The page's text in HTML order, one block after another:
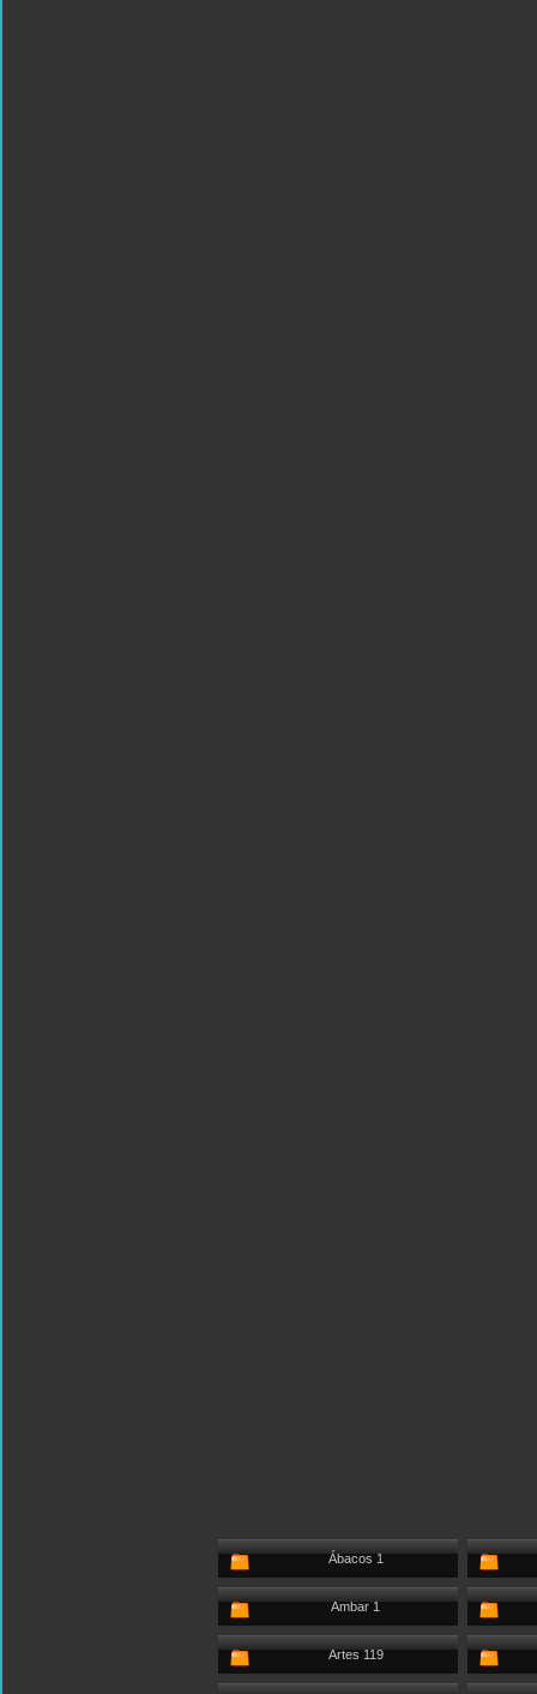
Ábacos 1
Ambar 1
Artes 119